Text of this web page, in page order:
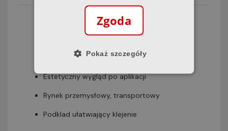
Grunt do klejów, wzmacniający adhezję
na bazie alkoholu
temperaturach
Estetyczny wygląd po aplikacji
Rynek przemysłowy, transportowy
Podklad ułatwiający klejenie
Zgoda
Pokaż szczegóły